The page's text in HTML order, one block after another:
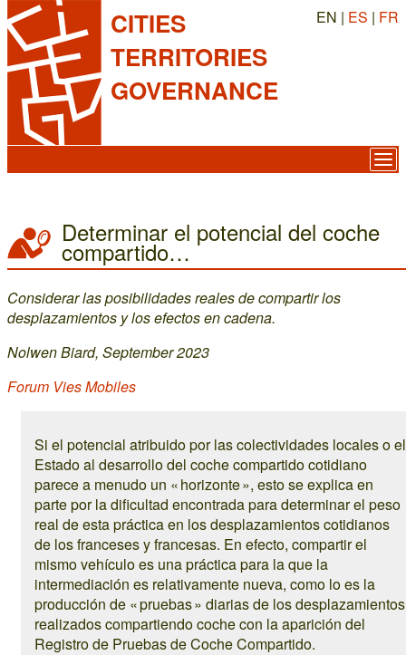
CITIES
TERRITORIES
GOVERNANCE
EN | ES | FR
Determinar el potencial del coche
compartido…
Considerar las posibilidades reales de compartir los
desplazamientos y los efectos en cadena.
Nolwen Biard, September 2023
Forum Vies Mobiles
Si el potencial atribuido por las colectividades locales o el
Estado al desarrollo del coche compartido cotidiano
parece a menudo un « horizonte », esto se explica en
parte por la dificultad encontrada para determinar el peso
real de esta práctica en los desplazamientos cotidianos
de los franceses y francesas. En efecto, compartir el
mismo vehículo es una práctica para la que la
intermediación es relativamente nueva, como lo es la
producción de « pruebas » diarias de los desplazamientos
realizados compartiendo coche con la aparición del
Registro de Pruebas de Coche Compartido.